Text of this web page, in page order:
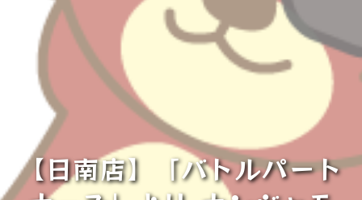
【日南店】「バトルパート